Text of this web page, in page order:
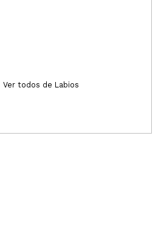
2,29€
Ver todos de Labios